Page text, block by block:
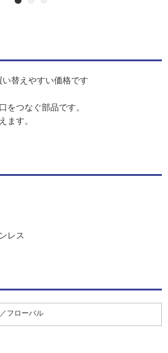
替えやすい価格です
をつなぐ部品です。
ます。
レス
フローバル